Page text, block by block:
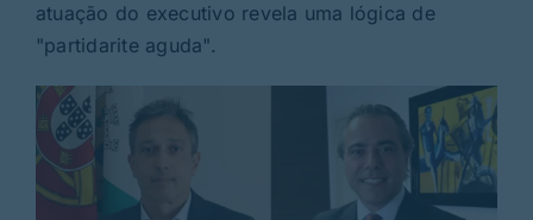
atuação do executivo revela uma lógica de
"partidarite aguda".